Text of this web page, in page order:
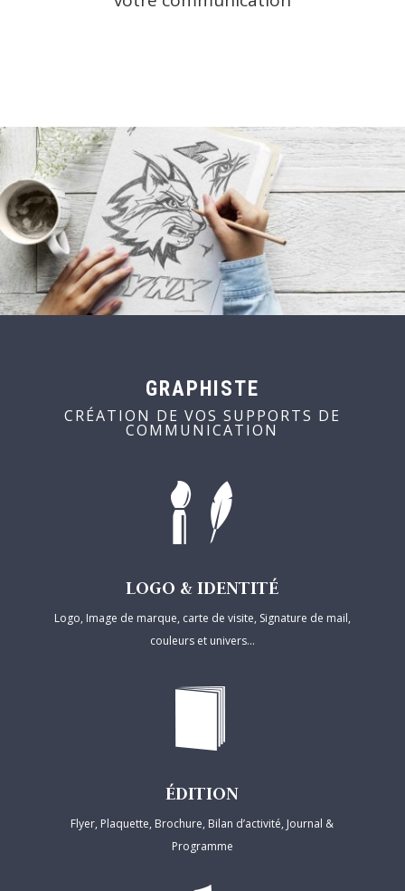
GRAPHISTE
CRÉATION DE VOS SUPPORTS DE
COMMUNICATION
LOGO & IDENTITÉ
Logo, Image de marque, carte de visite, Signature de mail,
couleurs et univers…
ÉDITION
Flyer, Plaquette, Brochure, Bilan d’activité, Journal &
Programme